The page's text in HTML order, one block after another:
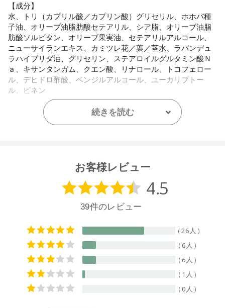
【成分】
水、トリ（カプリル酸／カプリン酸）グリセリル、ホホバ種
子油、オリーブ油脂肪酸セテアリル、シア脂、オリーブ油脂
肪酸ソルビタン、オリーブ果実油、セテアリルアルコール、
ニューサイランエキス、カミツレ花／葉／茎水、ラバンデュ
ラハイブリダ油、グリセリン、ステアロイルグルタミン酸Ｎ
ａ、キサンタンガム、クエン酸、リナロール、トコフェロー
ル、デヒドロ酢酸、ベンジルアルコール、ユーカリプトー
ル、ピネン
【プラマーク】
容器キャップ
店舗でお問い合わせの際には、下記品番をお伝え下さい。
商品によっては、お届けまで１～２週間かかる場合がござい
ますので予めご了承ください。
●パッケージはリニューアル等の理由により、写真と異なる場
合がございます。
●パッケージのリニューアル等の理由により、成分・処方が記
載と異なる場合がございます。
続きを読む
お客様レビュー